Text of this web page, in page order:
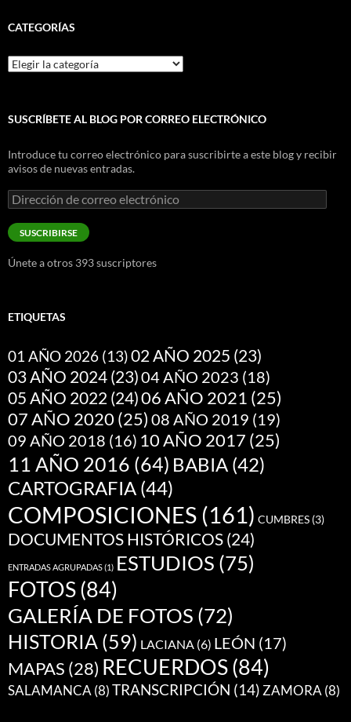
CATEGORÍAS
Categorías
SUSCRÍBETE AL BLOG POR CORREO ELECTRÓNICO
Introduce tu correo electrónico para suscribirte a este blog y recibir
avisos de nuevas entradas.
Dirección
de
correo
electrónico
SUSCRIBIRSE
Únete a otros 393 suscriptores
ETIQUETAS
01 AÑO 2026 (13)02 AÑO 2025 (23)
03 AÑO 2024(23)04 AÑO 2023 (18)
05 AÑO 2022 (24)06 AÑO 2021 (25)
07 AÑO 2020 (25) 08 AÑO 2019 (19)
09 AÑO 2018 (16) 10 AÑO 2017 (25)
11 AÑO 2016 (64) BABIA (42)
CARTOGRAFIA (44)
COMPOSICIONES (161) CUMBRES (3)
DOCUMENTOS HISTÓRICOS(24)
ENTRADAS AGRUPADAS(1) ESTUDIOS (75)
FOTOS(84)
GALERÍA DE FOTOS (72)
HISTORIA (59) LACIANA (6) LEÓN (17)
MAPAS (28) RECUERDOS(84)
SALAMANCA (8)TRANSCRIPCIÓN (14) ZAMORA (8)